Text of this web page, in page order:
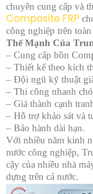
chuyên cung cấp và
Composite FRP
công nghiệp trên
Thế Mạnh Của
– Cung cấp bồn
– Thiết kế theo kích
– Đội ngũ kỹ thuật
– Thi công nhanh
– Giá thành cạnh
– Hỗ trợ khảo sát và
– Bảo hành dài hạn.
Với nhiều năm kinh
nước công nghiệp,
cậy của nhiều nhà
dựng trên cả nước.